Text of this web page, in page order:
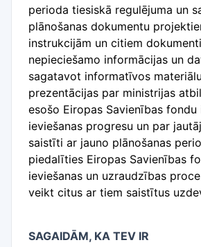
perioda tiesiskā regulējuma un
plānošanas dokumentu
instrukcijām un citiem
nepieciešamo informācijas un
sagatavot informatīvos
prezentācijas par ministrijas
esošo Eiropas Savienības fondu
ieviešanas progresu un par
saistīti ar jauno plānošanas
piedalīties Eiropas Savienības
ieviešanas un uzraudzības
veikt citus ar tiem saistītus
SAGAIDĀM, KA TEV IR